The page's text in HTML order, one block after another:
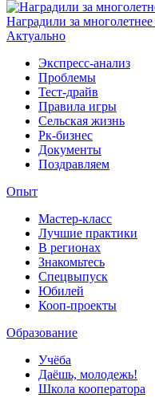
Наградили за
Актуально
Экспресс-анализ
Проблемы
Тест-драйв
Правила игры
Сельская жизнь
Рк-бизнес
Документы
Поздравляем
Опыт
Мастер-класс
Лучшие практики
В регионах
Знакомьтесь
Спецвыпуск
Юбилей
Кооп-проекты
Образование
Учёба
Даёшь, молодежь!
Школа кооператора